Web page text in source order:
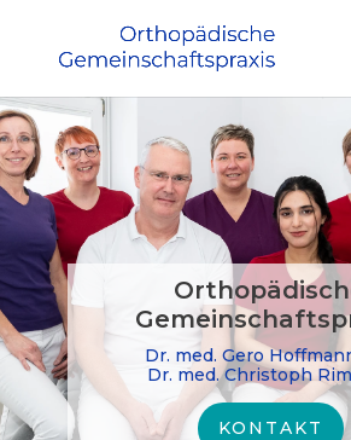
Dr. med. Gero
Dr. med. Christoph
KONTAKT